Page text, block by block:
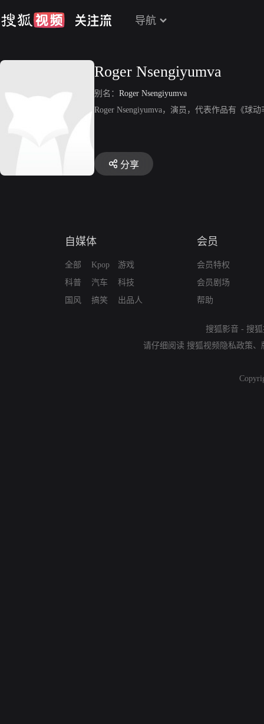
导航
Roger Nsengiyumva
别名： Roger Nsengiyumva
Roger Nsengiyumva，演员，代表作品有《球
分享
自媒体
全部
科普
国风
Kpop
汽车
搞笑
游戏
科技
出品人
会员
会员特权
会员剧场
帮助
搜狐影音 - 搜
请仔细阅读 搜狐视频隐私政策、